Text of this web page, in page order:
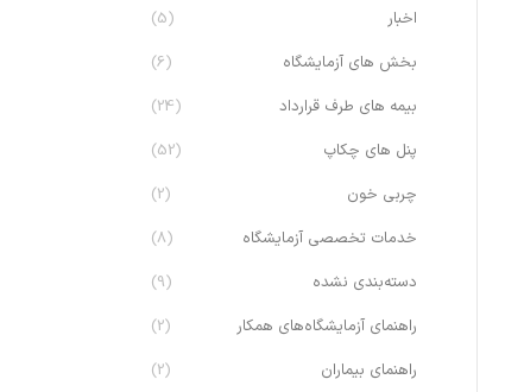
اخبار
(5)
بخش های آزمایشگاه
(6)
بیمه های طرف قرارداد
(24)
پنل های چکاپ
(52)
چربی خون
(2)
خدمات تخصصی آزمایشگاه
(8)
دسته‌بندی نشده
(9)
راهنمای آزمایشگاه‌های همکار
(2)
راهنمای بیماران
(2)